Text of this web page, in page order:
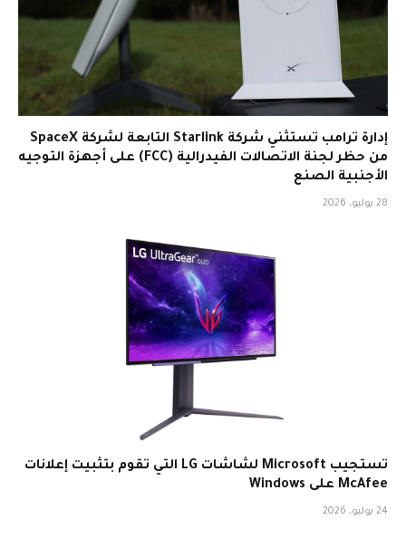
إدارة ترامب تستثني شركة Starlink التابعة لشركة SpaceX
من حظر لجنة الاتصالات الفيدرالية (FCC) على أجهزة التوجيه
الأجنبية الصنع
28 يوليو، 2026
تستجيب Microsoft لشاشات LG التي تقوم بتثبيت إعلانات
McAfee على Windows
24 يوليو، 2026